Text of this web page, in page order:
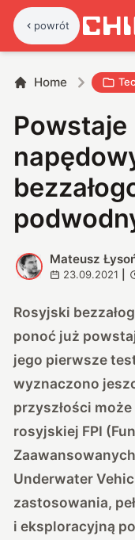
powrót
Home
Powstaje
M
Mateusz
23.09.2021
Rosyjski
ponoć już
jego pierwsze
wyznaczono
przyszłości
rosyjskiej FPI
Underwater
zastosowania,
i eksploracyjną